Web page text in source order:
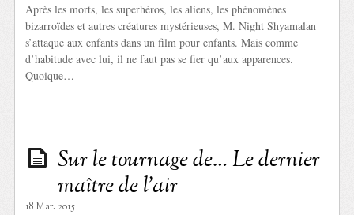
Après les morts, les superhéros, les aliens, les phénomènes
bizarroïdes et autres créatures mystérieuses, M. Night Shyamalan
s’attaque aux enfants dans un film pour enfants. Mais comme
d’habitude avec lui, il ne faut pas se fier qu’aux apparences.
Quoique…
Sur le tournage de… Le dernier
maître de l’air
18 Mar. 2015